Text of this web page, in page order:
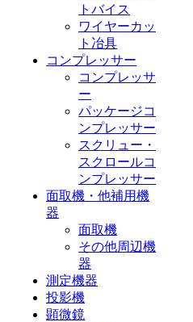
トバイス
ワイヤーカッ
ト冶具
コンプレッサー
コンプレッサ
ー
パッケージコ
ンプレッサー
スクリュー・
スクロールコ
ンプレッサー
面取機・他補用機
器
面取機
その他周辺機
器
測定機器
投影機
顕微鏡